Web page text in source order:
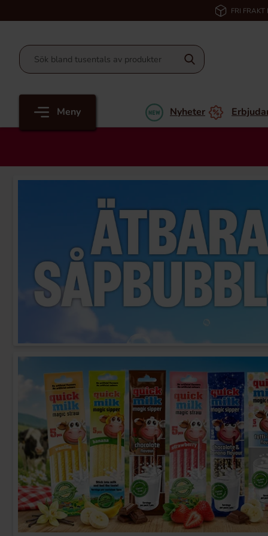
FRI
Meny Nyheter